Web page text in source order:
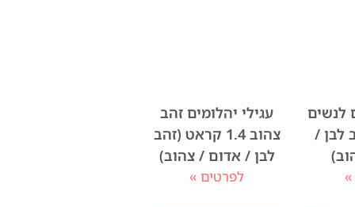
לנשים
לבן /
»
עגילי יהלומים זהב
צהוב 1.4 קראט (זהב
לבן / אדום / צהוב)
לפרטים »